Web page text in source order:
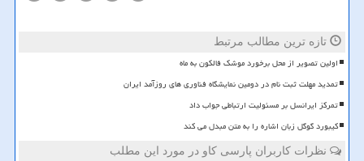
تازه ترین مطالب مرتبط
اولین تصویر از محل برخورد موشک فالکون به ماه
تمدید مهلت ثبت نام در دومین نمایشگاه فناوری های روزآمد ایران
تمرکز ایرانسل بر مسئولیت ارتباطی جواب داد
کیبورد گوگل زبان اشاره را به متن مبدل می کند
نظرات کاربران پارسی کاو در مورد این مطلب